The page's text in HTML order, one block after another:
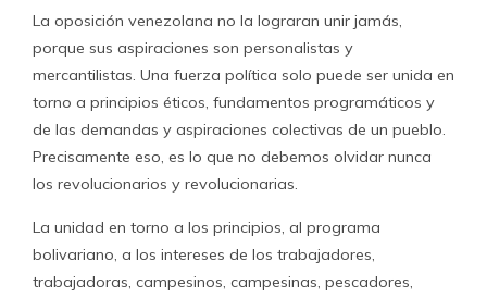
La oposición venezolana no la lograran unir jamás,
porque sus aspiraciones son personalistas y
mercantilistas. Una fuerza política solo puede ser unida en
torno a principios éticos, fundamentos programáticos y
de las demandas y aspiraciones colectivas de un pueblo.
Precisamente eso, es lo que no debemos olvidar nunca
los revolucionarios y revolucionarias.
La unidad en torno a los principios, al programa
bolivariano, a los intereses de los trabajadores,
trabajadoras, campesinos, campesinas, pescadores,